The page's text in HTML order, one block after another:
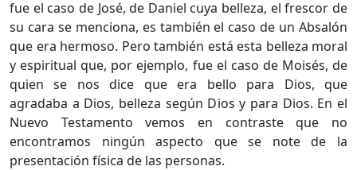
fue el caso de José, de Daniel cuya belleza, el frescor de
su cara se menciona, es también el caso de un Absalón
que era hermoso. Pero también está esta belleza moral
y espiritual que, por ejemplo, fue el caso de Moisés, de
quien se nos dice que era bello para Dios, que
agradaba a Dios, belleza según Dios y para Dios. En el
Nuevo Testamento vemos en contraste que no
encontramos ningún aspecto que se note de la
presentación física de las personas.